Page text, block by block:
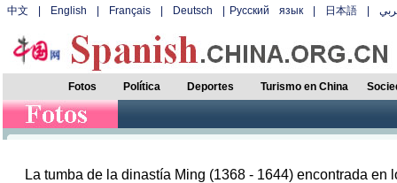
中文 English Français Deutsch Русский язык 日本語
Fotos Política Deportes Turismo en China
La tumba de la dinastía Ming (1368 - 1644) encontrada en